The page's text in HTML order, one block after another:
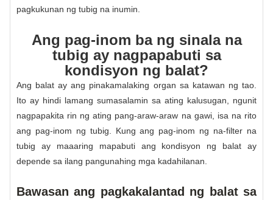
pagkukunan ng tubig na inumin.
Ang pag-inom ba ng sinala na
tubig ay nagpapabuti sa
kondisyon ng balat?
Ang balat ay ang pinakamalaking organ sa katawan ng tao.
Ito ay hindi lamang sumasalamin sa ating kalusugan, ngunit
nagpapakita rin ng ating pang-araw-araw na gawi, isa na rito
ang pag-inom ng tubig. Kung ang pag-inom ng na-filter na
tubig ay maaaring mapabuti ang kondisyon ng balat ay
depende sa ilang pangunahing mga kadahilanan.
Bawasan ang pagkakalantad ng balat sa